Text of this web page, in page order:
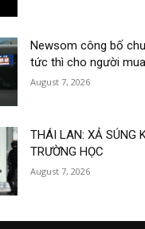
Newsom công bố
tức thì cho người
August 7, 2026
THÁI LAN: XẢ SÚNG
TRƯỜNG HỌC
August 7, 2026